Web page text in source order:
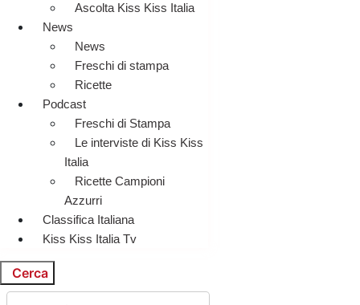
Ascolta Kiss Kiss Italia
News
News
Freschi di stampa
Ricette
Podcast
Freschi di Stampa
Le interviste di Kiss Kiss
Italia
Ricette Campioni
Azzurri
Classifica Italiana
Kiss Kiss Italia Tv
Cerca